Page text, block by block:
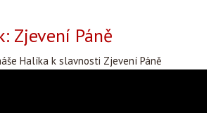
Zjevení Páně
Halíka k slavnosti Zjevení Páně